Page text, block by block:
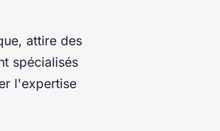
attire des
spécialisés
l'expertise